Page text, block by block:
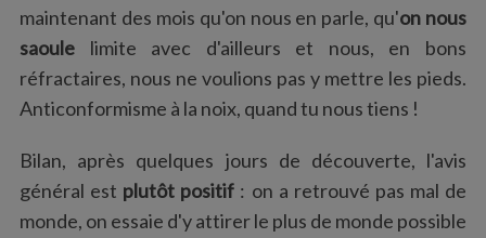
maintenant des mois qu'on nous en parle, qu'on nous
saoulelimite avec d'ailleurs et nous, en bons
réfractaires, nous ne voulions pas y mettre les pieds.
Anticonformisme à la noix, quand tu nous tiens !
Bilan, après quelques jours de découverte, l'avis
général est plutôt positif : on a retrouvé pas mal de
monde, on essaie d'y attirer le plus de monde possible